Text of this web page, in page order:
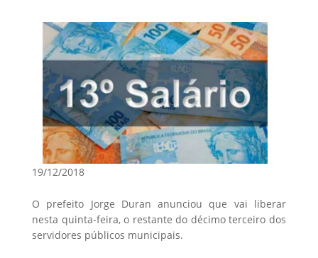
19/12/2018
O prefeito Jorge Duran anunciou que vai liberar
nesta quinta-feira, o restante do décimo terceiro dos
servidores públicos municipais.